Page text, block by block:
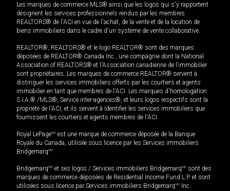
Les marques de commerce MLS® ainsi que les logos qui s'y rapportent
désignent les services professionnels rendus par les membres
REALTORS® de l'ACI en vue de l'achat, de la vente et de la location de
biens immobiliers dans le cadre d'un système de vente collaborative.
REALTOR®, REALTORS® et le logo REALTOR® sont des marques
déposées de REALTOR® Canada Inc., une compagnie dont la National
Association of REALTORS® et l'Association canadienne de l’immobilier
sont propriétaires. Les marques de commerce REALTOR® servent à
distinguer les services immobiliers offerts par les courtiers et agents
immobilier en tant que membres de l'ACI. Les marques d'homologation
S.I.A.® /MLS®, Service inter-agences®, et leurs logos respectifs sont la
propriété de l'ACI, et ils servent à identifier les services immobiliers que
fournissent les courtiers et agents membres de l'ACI.
Royal LePageMD est une marque de commerce déposée de la Banque
Royale du Canada, utilisée sous licence par les Services immobiliers
BridgemarqMD.
BridgemarqMD et ses logos / Services immobiliers BridgemarqMD sont des
marques de commerce déposées de Residential Income Fund L.P. et sont
utilisées sous licence par Services immobiliers BridgemarqMD Inc.